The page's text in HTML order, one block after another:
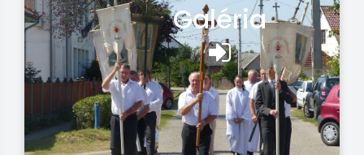
Galéria